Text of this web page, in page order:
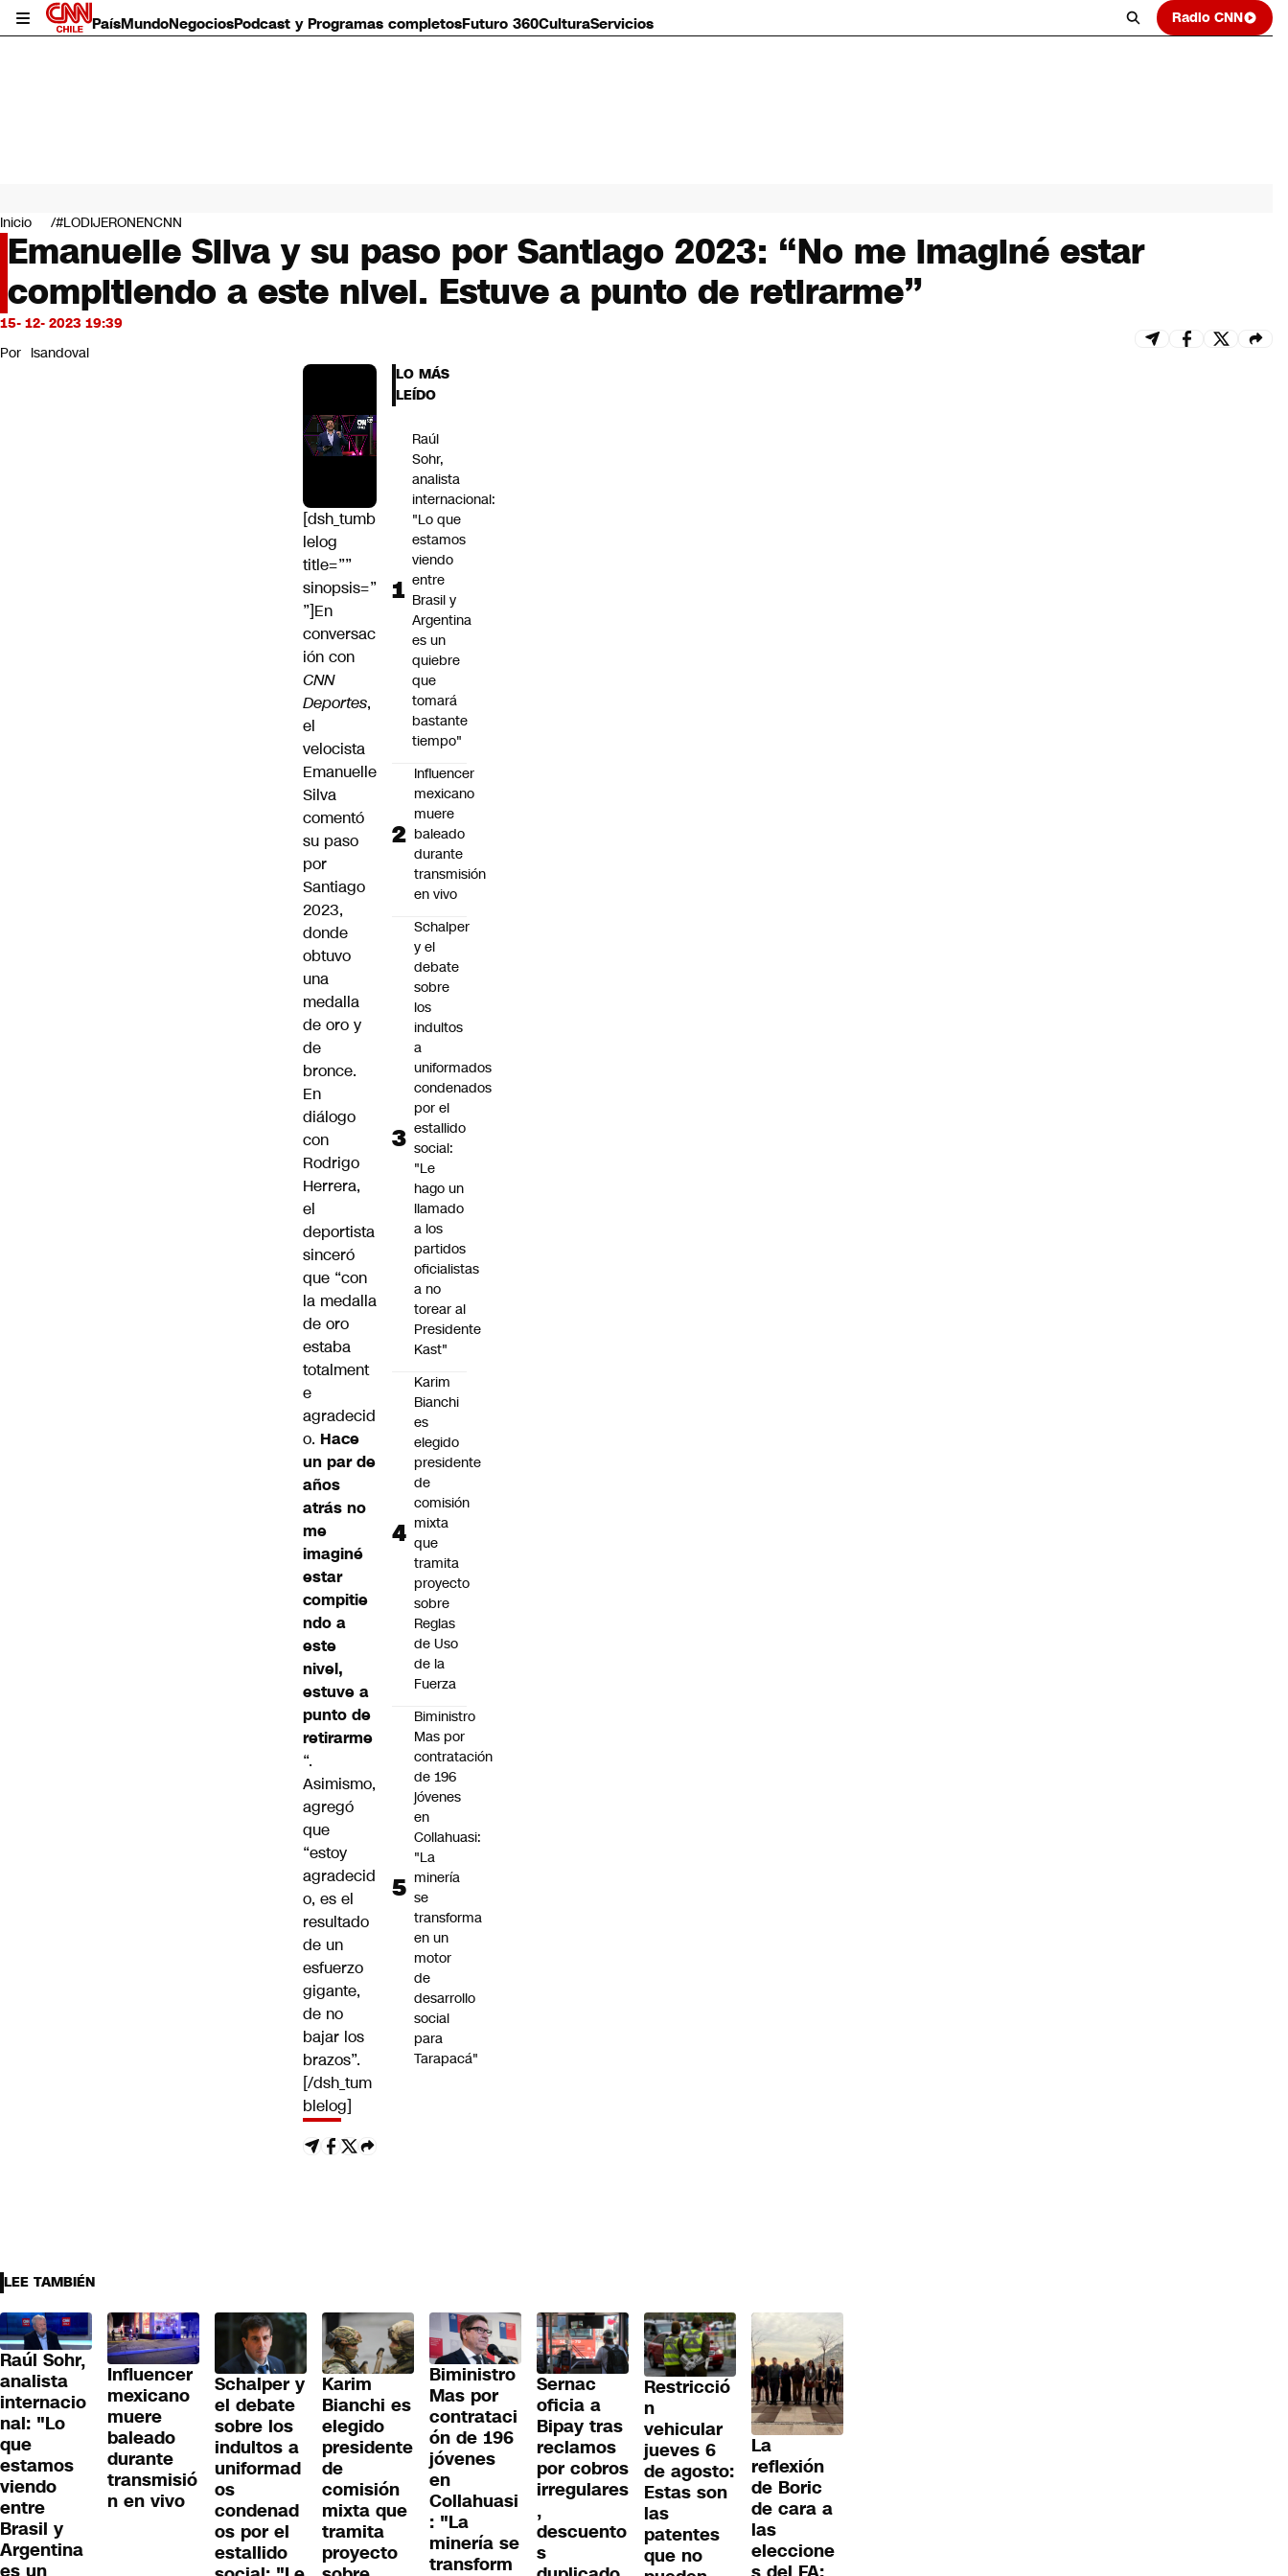
PaísMundoNegociosPodcast y Programas completosFuturo 360CulturaServicios Radio CNN
Mundo
Negocios
Deportes
Programas completos
Cultura
Servicios
Bits
CNN Data
Inicio #LODIJERONENCNN
Emanuelle Silva y su paso por Santiago 2023: “No me imaginé estar
compitiendo a este nivel. Estuve a punto de retirarme”
15- 12- 2023 19:39
Por lsandoval
[dsh_tumb
lelog
title=””
sinopsis=”
”]En
conversac
ión con
CNN
Deportes,
el
velocista
Emanuelle
Silva
comentó
su paso
por
Santiago
2023,
donde
obtuvo
una
medalla
de oro y
de
bronce.
En
diálogo
con
Rodrigo
Herrera,
el
deportista
sinceró
que “con
la medalla
de oro
estaba
totalment
e
agradecid
o. Hace
un par de
años
atrás no
me
imaginé
estar
compitie
ndo a
este
nivel,
estuve a
punto de
retirarme
“.
Asimismo,
agregó
que
“estoy
agradecid
o, es el
resultado
de un
esfuerzo
gigante,
de no
bajar los
brazos”.
[/dsh_tum
blelog]
LO MÁS
LEÍDO
Raúl
Sohr,
analista
internacional:
"Lo que
estamos
viendo
entre
Brasil y
Argentina
es un
quiebre
que
tomará
bastante
tiempo"
Influencer
mexicano
muere
baleado
durante
transmisión
en vivo
Schalper
y el
debate
sobre
los
indultos
a
uniformados
condenados
por el
estallido
social:
"Le
hago un
llamado
a los
partidos
oficialistas
a no
torear al
Presidente
Kast"
Karim
Bianchi
es
elegido
presidente
de
comisión
mixta
que
tramita
proyecto
sobre
Reglas
de Uso
de la
Fuerza
Biministro
Mas por
contratación
de 196
jóvenes
en
Collahuasi:
"La
minería
se
transforma
en un
motor
de
desarrollo
social
para
Tarapacá"
LEE TAMBIÉN
Raúl Sohr,
analista
internacio
nal: "Lo
que
estamos
viendo
entre
Brasil y
Argentina
Influencer
mexicano
muere
baleado
durante
transmisió
n en vivo
Schalper y
el debate
sobre los
indultos a
uniformad
os
condenad
os por el
estallido
Karim
Bianchi es
elegido
presidente
de
comisión
mixta que
tramita
proyecto
Biministro
Mas por
contrataci
ón de 196
jóvenes
en
Collahuasi
: "La
minería se
transform
Sernac
oficia a
Bipay tras
reclamos
por cobros
irregulares
,
descuento
s
Restricció
n
vehicular
jueves 6
de agosto:
Estas son
las
patentes
que no
La
reflexión
de Boric
de cara a
las
eleccione